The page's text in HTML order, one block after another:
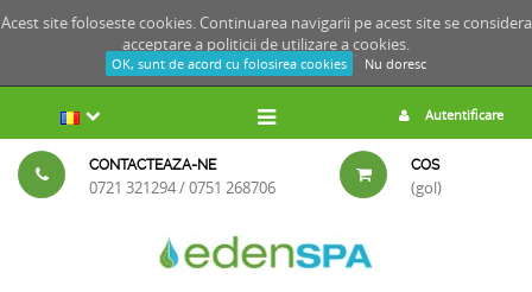
Acest site foloseste cookies. Continuarea navigarii pe acest site se considera
acceptare a politicii de utilizare a cookies.
OK, sunt de acord cu folosirea cookies Nu doresc
Autentificare
CONTACTEAZA-NE
0721 321294 / 0751 268706
COS
(gol)